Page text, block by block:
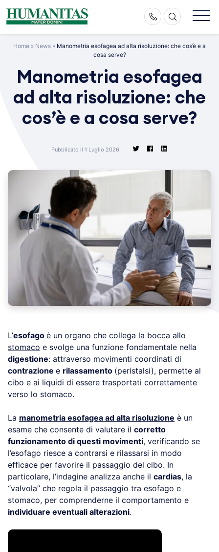
Skip
to
Home » News » Manometria esofagea ad alta risoluzione: che cos’è e a
cosa serve?
Manometria esofagea
ad alta risoluzione: che
cos’è e a cosa serve?
Pubblicato il 1 Luglio 2026
L’esofago è un organo che collega la bocca allo
stomaco e svolge una funzione fondamentale nella
digestione: attraverso movimenti coordinati di
contrazione e rilassamento (peristalsi), permette al
cibo e ai liquidi di essere trasportati correttamente
verso lo stomaco.
La manometria esofagea ad alta risoluzione è un
esame che consente di valutare il corretto
funzionamento di questi movimenti, verificando se
l’esofago riesce a contrarsi e rilassarsi in modo
efficace per favorire il passaggio del cibo. In
particolare, l’indagine analizza anche il cardias, la
“valvola” che regola il passaggio tra esofago e
stomaco, per comprenderne il comportamento e
individuare eventuali alterazioni.